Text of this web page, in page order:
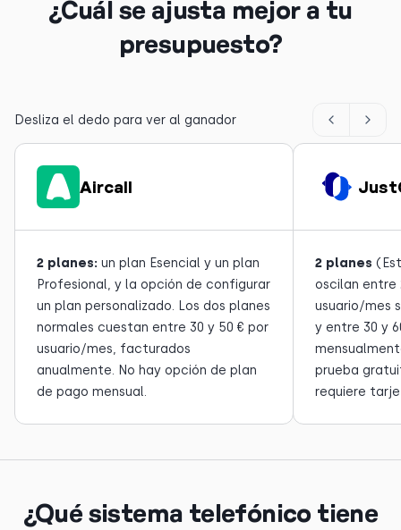
¿Cuál se ajusta mejor a tu
presupuesto?
Desliza el dedo para ver al ganador
Aircall
2 planes: un plan Esencial y un plan
Profesional, y la opción de configurar
un plan personalizado. Los dos planes
normales cuestan entre 30 y 50 € por
usuario/mes, facturados
anualmente. No hay opción de plan
de pago mensual.
2 planes
oscilan entre
usuario/mes
y entre 30 y
prueba
requiere
¿Qué sistema telefónico tiene